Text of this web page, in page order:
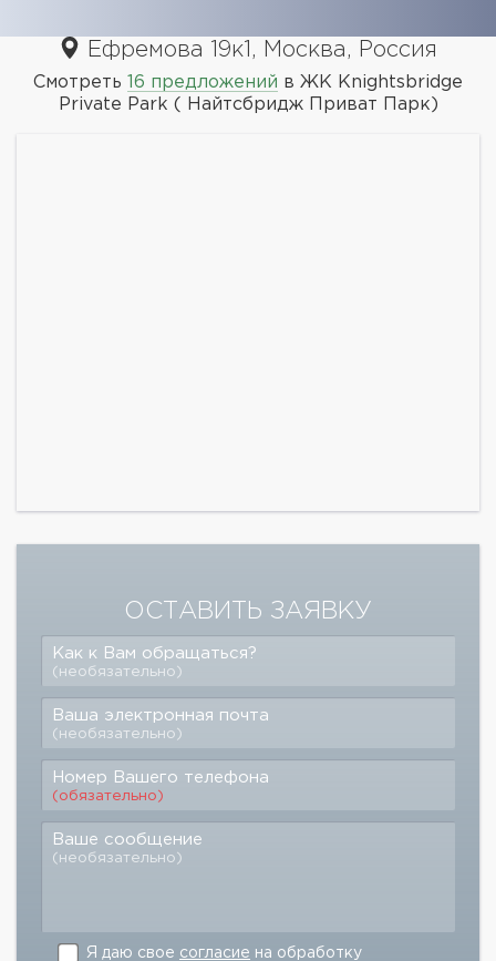
Ефремова 19к1, Москва, Россия
Смотреть 16 предложений в ЖК Knightsbridge
Private Park ( Найтсбридж Приват Парк)
ОСТАВИТЬ ЗАЯВКУ
Как к Вам обращаться?
(необязательно)
Ваша электронная почта
(необязательно)
Номер Вашего телефона
(обязательно)
Ваше сообщение
(необязательно)
Я даю свое согласие на обработку